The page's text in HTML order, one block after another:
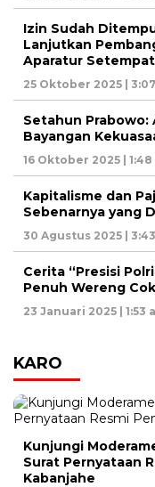
Izin Sudah
Lanjutkan
Aparatur Setempat
25 Oktober 2025 |
Setahun Prabowo:
Bayangan
16 Oktober 2025 | 1:48
Kapitalisme dan
Sebenarnya yang
30 Agustus 2025 |
Cerita “Presisi
Penuh Wereng
23 Januari 2025 | 1:53
KARO
Kunjungi
Surat Pernyataan
Kabanjahe